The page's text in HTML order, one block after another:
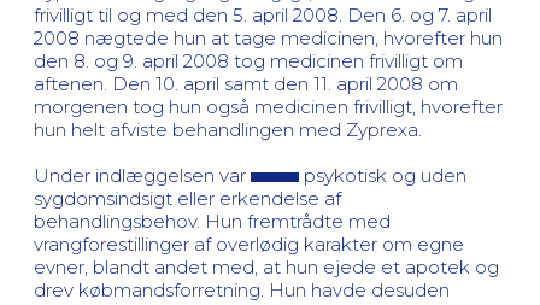
frivilligt til og med den 5. april 2008. Den 6. og 7. april
2008 nægtede hun at tage medicinen, hvorefter hun
den 8. og 9. april 2008 tog medicinen frivilligt om
aftenen. Den 10. april samt den 11. april 2008 om
morgenen tog hun også medicinen frivilligt, hvorefter
hun helt afviste behandlingen med Zyprexa.
Under indlæggelsen var
psykotisk og uden
sygdomsindsigt eller erkendelse af
behandlingsbehov. Hun fremtrådte med
vrangforestillinger af overlødig karakter om egne
evner, blandt andet med, at hun ejede et apotek og
drev købmandsforretning. Hun havde desuden